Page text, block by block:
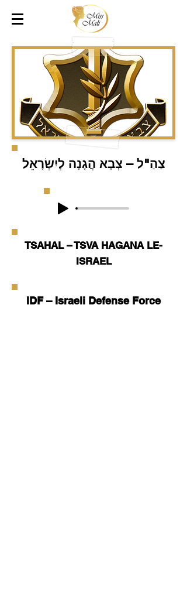
צַהַ"ל – צְבָא הֲגָנָה לְיִשְׂרָאֵל
TSAHAL – TSVA HAGANA LE-
ISRAEL
IDF – Israeli Defense Force